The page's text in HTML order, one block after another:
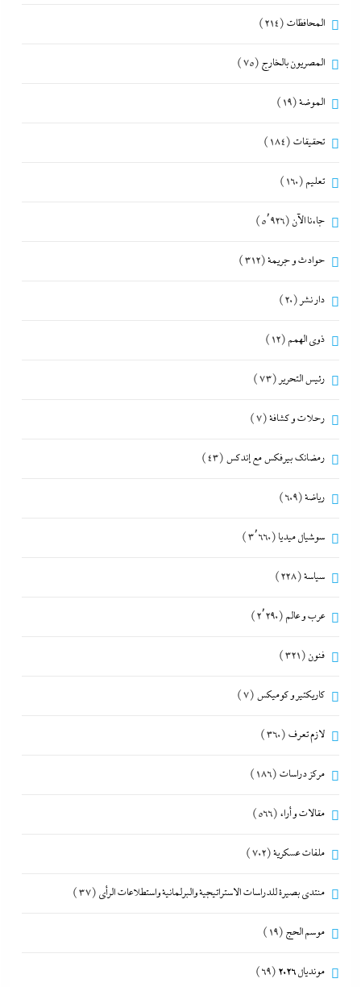
المحافظات (214)
المصريون بالخارج (75)
الموضة(19)
تحقيقات (184)
تعليم (160)
جاءنا الآن (5٬926)
حوادث و جريمة(312)
دار نشر (20)
ذوى الهمم (12)
رئيس التحرير (73)
رحلات و كشافة(7)
رمضانك بيرفكس مع إندكس (43)
رياضة(609)
سوشيال ميديا (3٬660)
سياسة(228)
عرب و عالم (2٬290)
فنون (321)
كاريكتير و كوميكس (7)
لازم تعرف (360)
مركز دراسات (186)
مقالات و أراء (566)
ملفات عسكرية(702)
منتدى بصيرة للدراسات الاستراتيجية والبرلمانية واستطلاعات الرأى (37)
موسم الحج (19)
مونديال 2026 (69)